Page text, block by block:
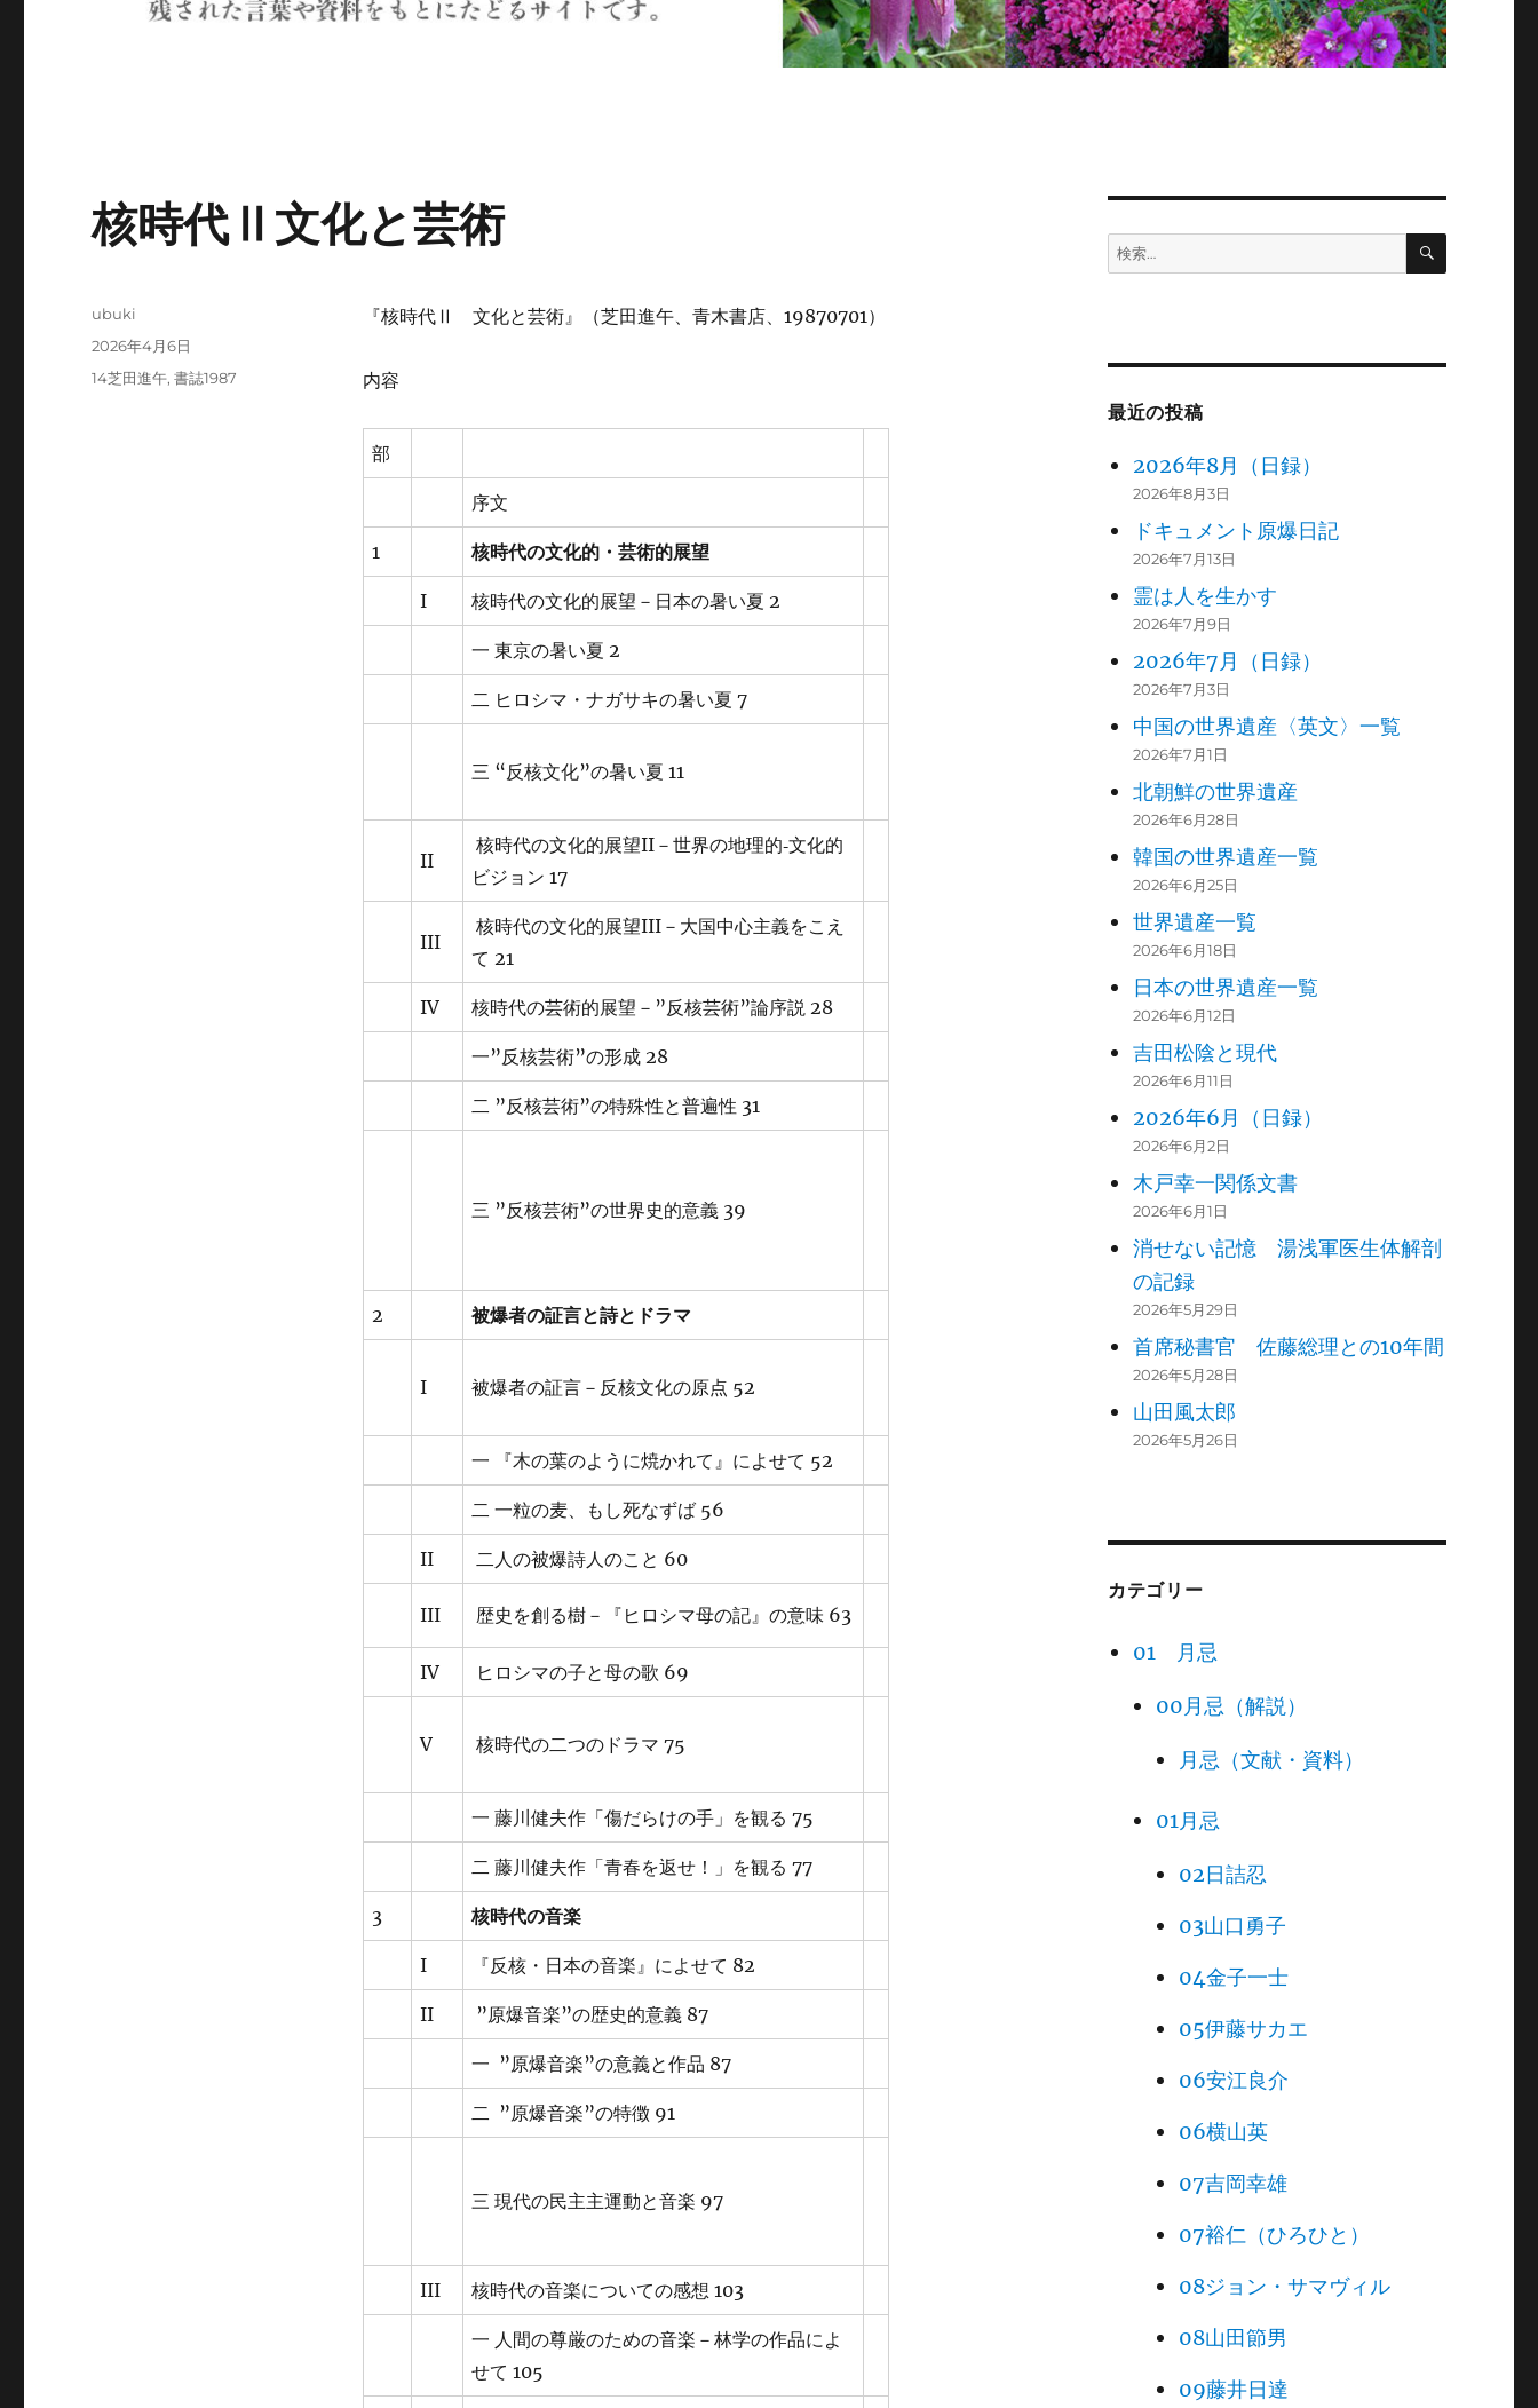
核時代Ⅱ文化と芸術
『核時代Ⅱ 文化と芸術』（芝田進午、青木書店、19870701）
内容
部
序文
1 核時代の文化的・芸術的展望
I 核時代の文化的展望－日本の暑い夏 2
一 東京の暑い夏 2
二 ヒロシマ・ナガサキの暑い夏 7
三 “反核文化”の暑い夏 11
II
核時代の文化的展望II－世界の地理的‐文化的
ビジョン 17
III
核時代の文化的展望III－大国中心主義をこえ
て 21
IV 核時代の芸術的展望－”反核芸術”論序説 28
一”反核芸術”の形成 28
二 ”反核芸術”の特殊性と普遍性 31
三 ”反核芸術”の世界史的意義 39
2 被爆者の証言と詩とドラマ
I 被爆者の証言－反核文化の原点 52
一 『木の葉のように焼かれて』によせて 52
二 一粒の麦、もし死なずば 56
II 二人の被爆詩人のこと 60
III 歴史を創る樹－『ヒロシマ母の記』の意味 63
IV ヒロシマの子と母の歌 69
V 核時代の二つのドラマ 75
一 藤川健夫作「傷だらけの手」を観る 75
二 藤川健夫作「青春を返せ！」を観る 77
3 核時代の音楽
I 『反核・日本の音楽』によせて 82
II ”原爆音楽”の歴史的意義 87
一 ”原爆音楽”の意義と作品 87
二 ”原爆音楽”の特徴 91
三 現代の民主主運動と音楽 97
III 核時代の音楽についての感想 103
一 人間の尊厳のための音楽－林学の作品によ
せて 105
投
ubuki
投
2026年4月6日
カ
14芝田進午,書誌1987
検
索:
検
最近の投稿
2026年8月（日録）
2026年8月3日
ドキュメント原爆日記
2026年7月13日
霊は人を生かす
2026年7月9日
2026年7月（日録）
2026年7月3日
中国の世界遺産〈英文〉一覧
2026年7月1日
北朝鮮の世界遺産
2026年6月28日
韓国の世界遺産一覧
2026年6月25日
世界遺産一覧
2026年6月18日
日本の世界遺産一覧
2026年6月12日
吉田松陰と現代
2026年6月11日
2026年6月（日録）
2026年6月2日
木戸幸一関係文書
2026年6月1日
消せない記憶 湯浅軍医生体解剖
の記録
2026年5月29日
首席秘書官 佐藤総理との10年間
2026年5月28日
山田風太郎
2026年5月26日
カテゴリー
01 月忌
00月忌（解説）
月忌（文献・資料）
01月忌
02日詰忍
03山口勇子
04金子一士
05伊藤サカエ
06安江良介
06横山英
07吉岡幸雄
07裕仁（ひろひと）
08ジョン・サマヴィル
08山田節男
09藤井日達